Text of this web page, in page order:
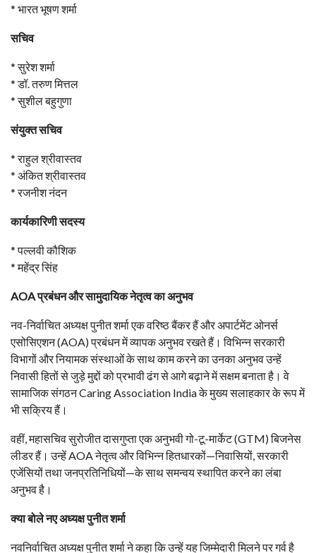
* भारत भूषण शर्मा
सचिव
* सुरेश शर्मा
* डॉ. तरुण मित्तल
* सुशील बहुगुणा
संयुक्त सचिव
* राहुल श्रीवास्तव
* अंकित श्रीवास्तव
* रजनीश नंदन
कार्यकारिणी सदस्य
* पल्लवी कौशिक
* महेंद्र सिंह
AOA प्रबंधन और सामुदायिक नेतृत्व का अनुभव
नव-निर्वाचित अध्यक्ष पुनीत शर्मा एक वरिष्ठ बैंकर हैं और अपार्टमेंट ओनर्स
एसोसिएशन (AOA) प्रबंधन में व्यापक अनुभव रखते हैं। विभिन्न सरकारी
विभागों और नियामक संस्थाओं के साथ काम करने का उनका अनुभव उन्हें
निवासी हितों से जुड़े मुद्दों को प्रभावी ढंग से आगे बढ़ाने में सक्षम बनाता है। वे
सामाजिक संगठन Caring Association India के मुख्य सलाहकार के रूप में
भी सक्रिय हैं।
वहीं, महासचिव सुरोजीत दासगुप्ता एक अनुभवी गो-टू-मार्केट (GTM) बिजनेस
लीडर हैं। उन्हें AOA नेतृत्व और विभिन्न हितधारकों—निवासियों, सरकारी
एजेंसियों तथा जनप्रतिनिधियों—के साथ समन्वय स्थापित करने का लंबा
अनुभव है।
क्या बोले नए अध्यक्ष पुनीत शर्मा
नवनिर्वाचित अध्यक्ष पुनीत शर्मा ने कहा कि उन्हें यह जिम्मेदारी मिलने पर गर्व है